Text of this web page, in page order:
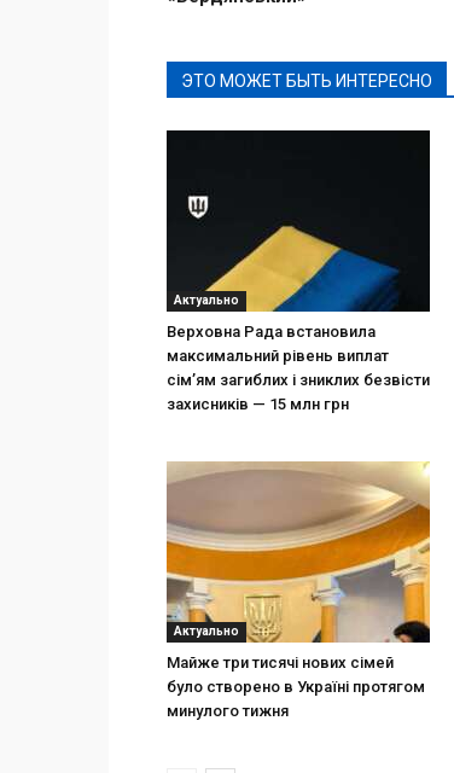
ЭТО МОЖЕТ БЫТЬ ИНТЕРЕСНО
Актуально
Верховна Рада встановила
максимальний рівень виплат
сім’ям загиблих і зниклих безвісти
захисників — 15 млн грн
Актуально
Майже три тисячі нових сімей
було створено в Україні протягом
минулого тижня